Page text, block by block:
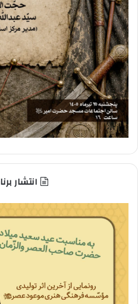
انتشار